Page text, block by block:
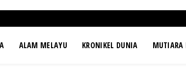
ALAM MELAYU KRONIKEL DUNIA